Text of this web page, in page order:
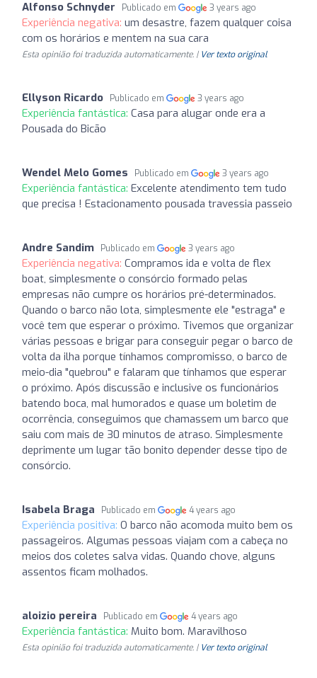
Alfonso Schnyder Publicado em 3 years ago
Experiência negativa: um desastre, fazem qualquer coisa
com os horários e mentem na sua cara
Esta opinião foi traduzida automaticamente. | Ver texto original
Ellyson Ricardo Publicado em 3 years ago
Experiência fantástica: Casa para alugar onde era a
Pousada do Bicão
Wendel Melo Gomes Publicado em 3 years ago
Experiência fantástica: Excelente atendimento tem tudo
que precisa ! Estacionamento pousada travessia passeio
Andre Sandim Publicado em 3 years ago
Experiência negativa: Compramos ida e volta de flex
boat, simplesmente o consórcio formado pelas
empresas não cumpre os horários pré-determinados.
Quando o barco não lota, simplesmente ele "estraga" e
você tem que esperar o próximo. Tivemos que organizar
várias pessoas e brigar para conseguir pegar o barco de
volta da ilha porque tínhamos compromisso, o barco de
meio-dia "quebrou" e falaram que tínhamos que esperar
o próximo. Após discussão e inclusive os funcionários
batendo boca, mal humorados e quase um boletim de
ocorrência, conseguimos que chamassem um barco que
saiu com mais de 30 minutos de atraso. Simplesmente
deprimente um lugar tão bonito depender desse tipo de
consórcio.
Isabela Braga Publicado em 4 years ago
Experiência positiva: O barco não acomoda muito bem os
passageiros. Algumas pessoas viajam com a cabeça no
meios dos coletes salva vidas. Quando chove, alguns
assentos ficam molhados.
aloizio pereira Publicado em 4 years ago
Experiência fantástica: Muito bom. Maravilhoso
Esta opinião foi traduzida automaticamente. | Ver texto original